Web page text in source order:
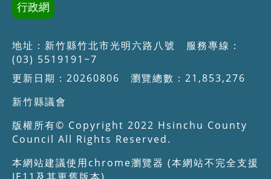
行政網
地址：新竹縣竹北市光明六路八號 服務專線：
(03) 5519191~7
更新日期：20260806 瀏覽總數：21,853,276
新竹縣議會
版權所有© Copyright 2022 Hsinchu County
Council All Rights Reserved.
本網站建議使用chrome瀏覽器 (本網站不完全支援
IE11及其更舊版本)